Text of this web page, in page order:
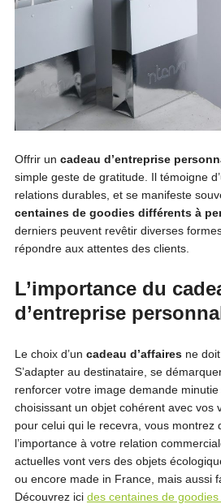
Offrir un cadeau d’entreprise
simple geste de gratitude. Il témoigne
relations durables, et se manifeste
centaines de goodies différents à
derniers peuvent revêtir diverses
répondre aux attentes des clients.
L’importance du
d’entreprise
Le choix d’un cadeau d’affairesne doit
S’adapter au destinataire, se
renforcer votre image demande
choisissant un objet cohérent avec vos
pour celui qui le recevra, vous montrez
l’importance à votre relation
actuelles vont vers des objets
ou encore made in France, mais aussi
Découvrez ici des centaines de